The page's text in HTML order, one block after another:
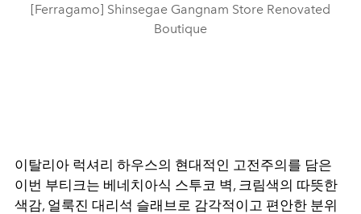
[Ferragamo] Shinsegae Gangnam Store Renovated
Boutique
이탈리아 럭셔리 하우스의 현대적인 고전주의를 담은
이번 부티크는 베네치아식 스투코 벽, 크림색의 따뜻한
색감, 얼룩진 대리석 슬래브로 감각적이고 편안한 분위